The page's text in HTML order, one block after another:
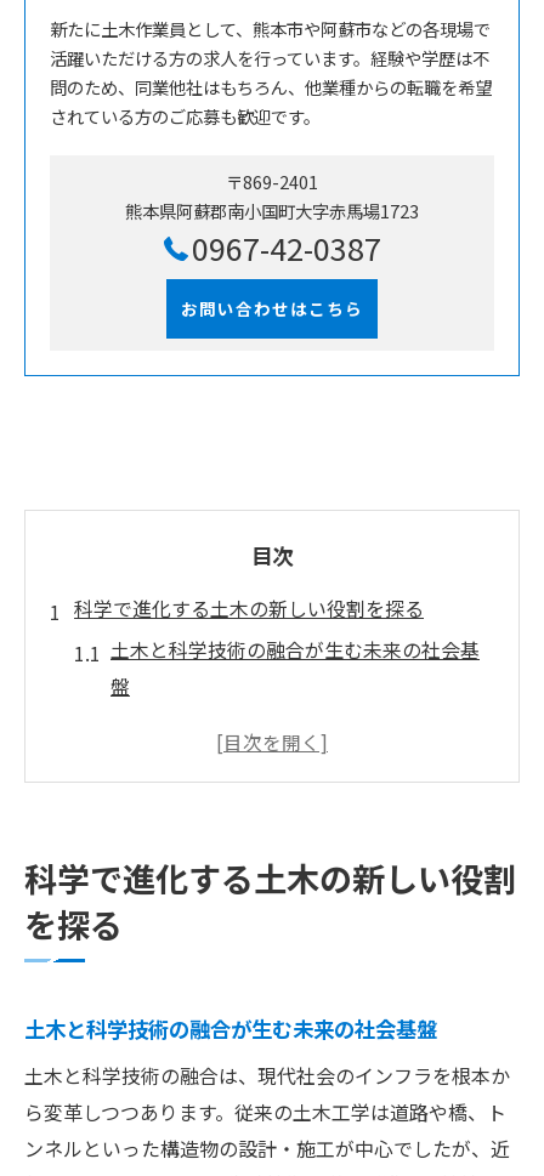
新たに土木作業員として、熊本市や阿蘇市などの各現場で
活躍いただける方の求人を行っています。経験や学歴は不
問のため、同業他社はもちろん、他業種からの転職を希望
されている方のご応募も歓迎です。
〒869-2401
熊本県阿蘇郡南小国町大字赤馬場1723
0967-42-0387
お問い合わせはこちら
目次
科学で進化する土木の新しい役割を探る
土木と科学技術の融合が生む未来の社会基
盤
土木工学が科学で挑む持続可能なインフラ
土木研究所などで進む先端科学の活用事例
土木分野で求められる科学的思考力の重要
土木と科学の連携が生み出す新しいインフ
ラ像
科学技術と土木が進めるスマート社会実現
の道
科学で進化する土木の新しい役割
を探る
土木と科学技術の融合が生む未来の社会基盤
土木と科学技術の融合は、現代社会のインフラを根本か
ら変革しつつあります。従来の土木工学は道路や橋、ト
ンネルといった構造物の設計・施工が中心でしたが、近